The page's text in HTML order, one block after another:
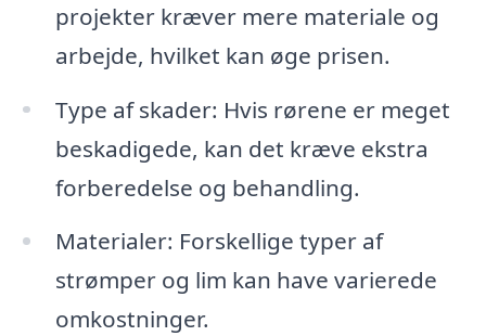
projekter kræver mere materiale og
arbejde, hvilket kan øge prisen.
Type af skader: Hvis rørene er meget
beskadigede, kan det kræve ekstra
forberedelse og behandling.
Materialer: Forskellige typer af
strømper og lim kan have varierede
omkostninger.